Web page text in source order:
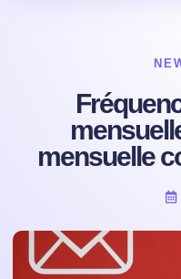
mensuelle